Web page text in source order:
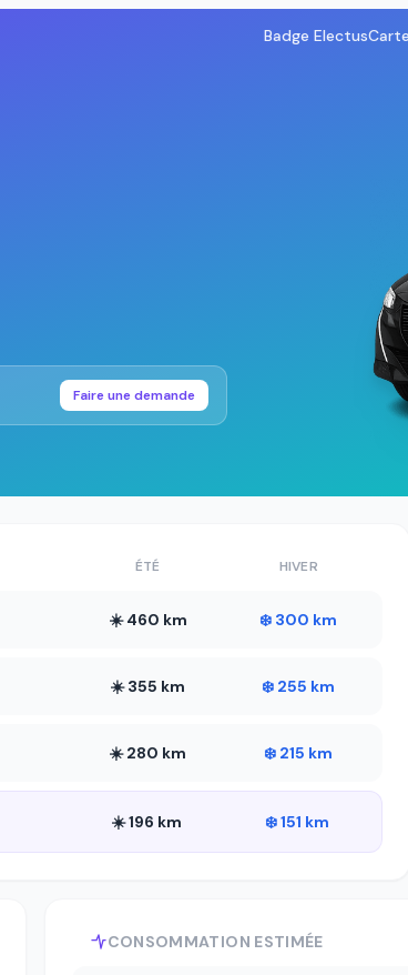
Badge ElectusCarte
Faire une demande
ÉTÉ HIVER
☀️ 460 km ❄️ 300 km
☀️ 355 km ❄️ 255 km
☀️ 280 km ❄️ 215 km
☀️ 196 km ❄️ 151 km
CONSOMMATION ESTIMÉE